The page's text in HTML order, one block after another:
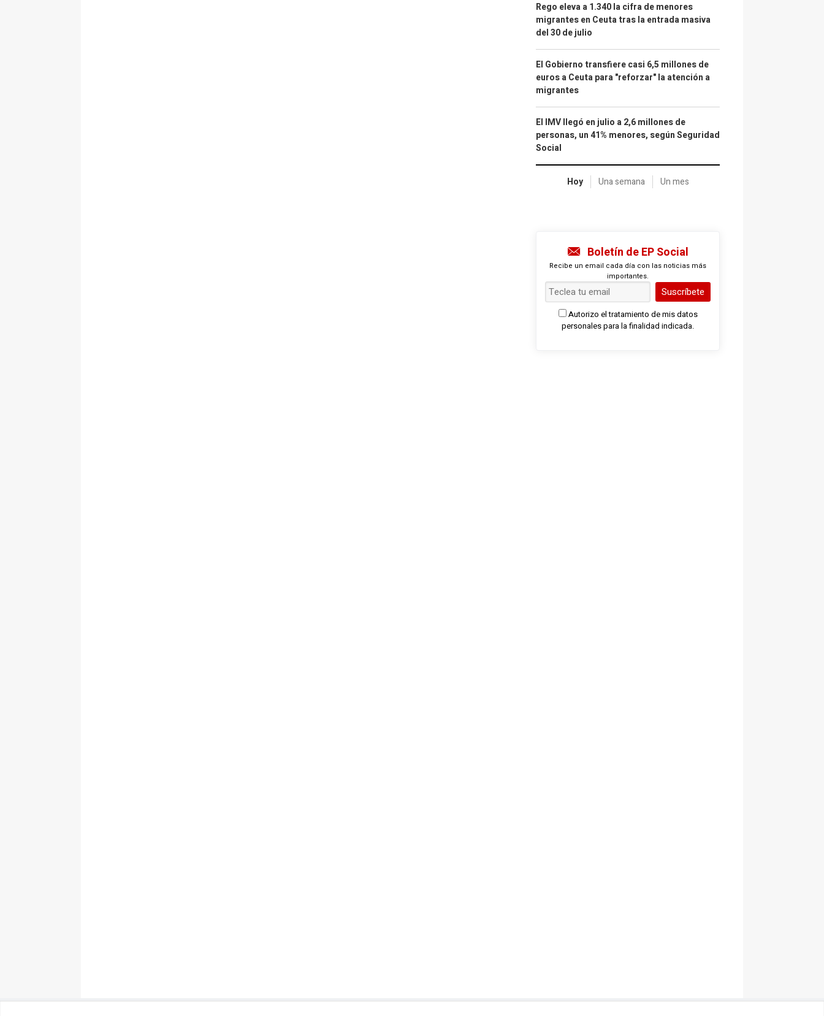
Rego eleva a 1.340 la cifra de menores
migrantes en Ceuta tras la entrada masiva
del 30 de julio
El Gobierno transfiere casi 6,5 millones de
euros a Ceuta para "reforzar" la atención a
migrantes
El IMV llegó en julio a 2,6 millones de
personas, un 41% menores, según Seguridad
Social
Hoy Una semana Un mes
Boletín de EP Social
Recibe un email cada día con las noticias más
importantes.
Suscríbete
Autorizo el tratamiento de mis datos
personales para la finalidad indicada.